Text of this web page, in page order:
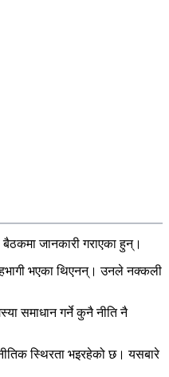
जानकारी गराएका हुन्।
भएका थिएनन्। उनले नक्कली
समाधान गर्ने कुनै नीति नै
स्थिरता भइरहेको छ। यसबारे